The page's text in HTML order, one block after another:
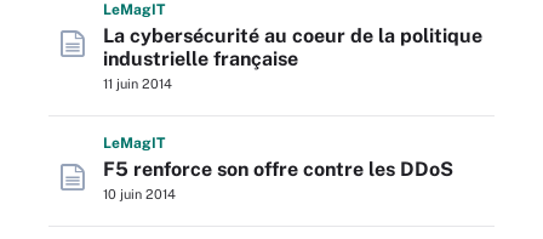
LeMagIT
La cybersécurité au coeur de la politique
industrielle française
11 juin 2014
LeMagIT
F5 renforce son offre contre les DDoS
10 juin 2014